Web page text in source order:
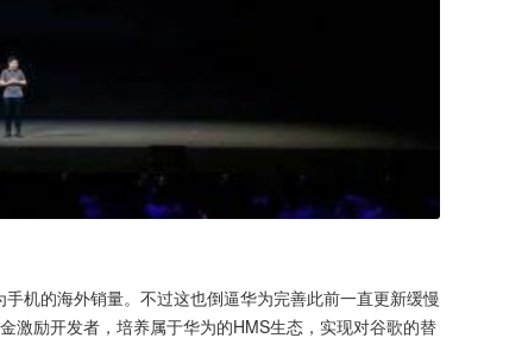
机的海外销量。不过这也倒逼华为完善此前一直更新缓慢
激励开发者，培养属于华为的HMS生态，实现对谷歌的替